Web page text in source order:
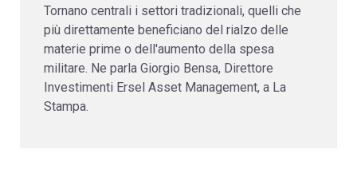
Tornano centrali i settori tradizionali, quelli che
più direttamente beneficiano del rialzo delle
materie prime o dell'aumento della spesa
militare. Ne parla Giorgio Bensa, Direttore
Investimenti Ersel Asset Management, a La
Stampa.